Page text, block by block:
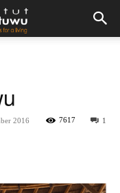
2016 1
7617